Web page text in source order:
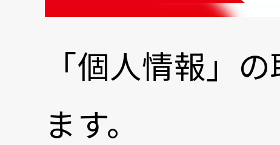
「個人情報」
ます。